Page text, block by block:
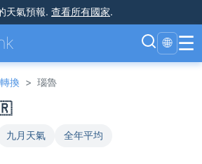
天氣預報. 查看所有國家.
🌐 ☰
換 > 瑙魯
九月天氣 全年平均